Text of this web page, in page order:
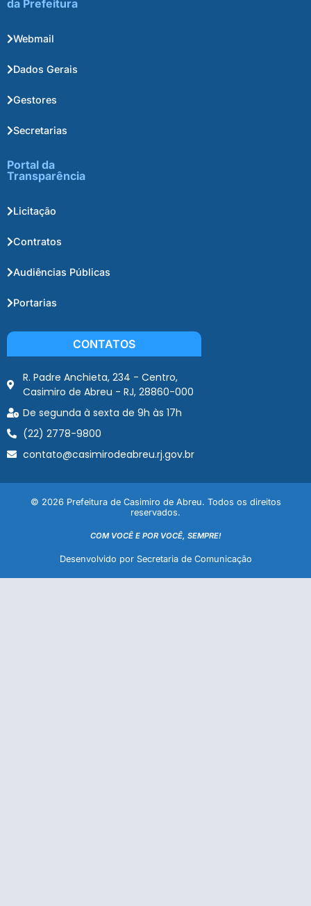
da Prefeitura
Webmail
Dados Gerais
Gestores
Secretarias
Portal da
Transparência
Licitação
Contratos
Audiências Públicas
Portarias
CONTATOS
R. Padre Anchieta, 234 - Centro,
Casimiro de Abreu - RJ, 28860-000
De segunda à sexta de 9h às 17h
(22) 2778-9800
contato@casimirodeabreu.rj.gov.br
© 2026 Prefeitura de Casimiro de Abreu. Todos os direitos
reservados.
COM VOCÊ E POR VOCÊ, SEMPRE!
Desenvolvido por Secretaria de Comunicação